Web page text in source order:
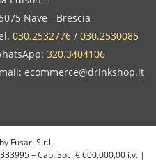
Nave - Brescia
030.2532776/ 030.2530085
320.3404106
ecommerce@drinkshop.it
by Fusari S.r.l.
– Cap. Soc. € 600.000,00 i.v. |